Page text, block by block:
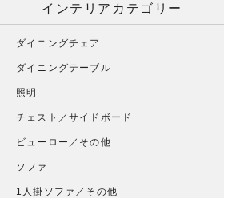
インテリアカテゴリー
ダイニングチェア
ダイニングテーブル
照明
チェスト／サイドボード
ビューロー／その他
ソファ
1人掛ソファ／その他